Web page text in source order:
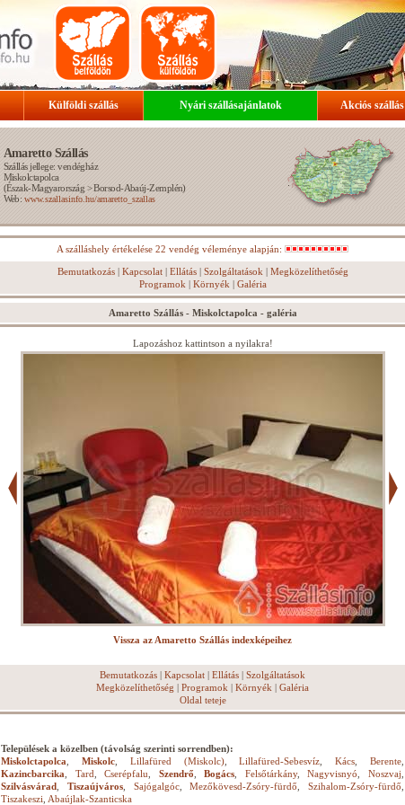
Külföldi szállás Nyári szállásajánlatok Akciós szállás
Amaretto Szállás
Szállás jellege: vendégház
Miskolctapolca
(Észak-Magyarország >Borsod-Abaúj-Zemplén)
Web: www.szallasinfo.hu/amaretto_szallas
A szálláshely értékelése 22 vendég véleménye alapján:
Bemutatkozás| Kapcsolat| Ellátás| Szolgáltatások | Megközelíthetőség
Programok | Környék | Galéria
Amaretto Szállás - Miskolctapolca - galéria
Lapozáshoz kattintson a nyilakra!
Vissza az Amaretto Szállás indexképeihez
Bemutatkozás | Kapcsolat | Ellátás | Szolgáltatások
Megközelíthetőség | Programok | Környék | Galéria
Oldal teteje
Települések a közelben (távolság szerinti sorrendben):
Miskolctapolca
Miskolc, Lillafüred (Miskolc),Lillafüred-Sebesvíz ,Kács ,Berente
Kazincbarcika
Tard ,Cserépfalu Szendrő ,Bogács Felsőtárkány,Nagyvisnyó ,Noszvaj
Szilvásvárad
Tiszaújváros, Sajógalgóc,Mezőkövesd-Zsóry-fürdő Szihalom-Zsóry-fürdő
Tiszakeszi Abaújlak-Szanticska